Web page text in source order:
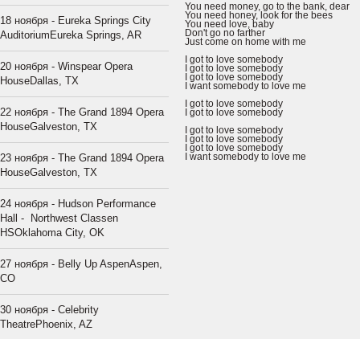
18 ноября - Eureka Springs City
AuditoriumEureka Springs, AR
20 ноября - Winspear Opera
HouseDallas, TX
22 ноября - The Grand 1894 Opera
HouseGalveston, TX
23 ноября - The Grand 1894 Opera
HouseGalveston, TX
24 ноября - Hudson Performance
Hall - Northwest Classen
HSOklahoma City, OK
27 ноября - Belly Up AspenAspen,
CO
30 ноября - Celebrity
TheatrePhoenix, AZ
You need money, go to the bank, dear
You need honey, look for the bees
You need love, baby
Don't go no farther
Just come on home with me
I got to love somebody
I got to love somebody
I got to love somebody
I want somebody to love me
I got to love somebody
I got to love somebody
I got to love somebody
I got to love somebody
I got to love somebody
I want somebody to love me